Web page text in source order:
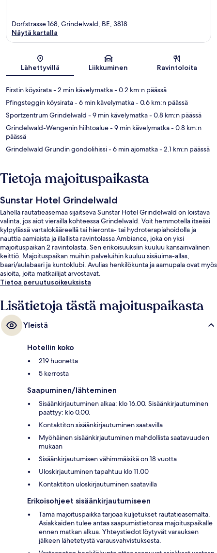
Kartta
Dorfstrasse 168, Grindelwald, BE, 3818
Näytä kartalla
Lähettyvillä Liikkuminen Ravintoloita
Firstin köysirata- 2 min kävelymatka- 0.2 km:n päässä
Pfingsteggin köysirata- 6 min kävelymatka- 0.6 km:n päässä
Sportzentrum Grindelwald - 9 min kävelymatka- 0.8 km:n päässä
Grindelwald-Wengenin hiihtoalue- 9 min kävelymatka- 0.8 km:n
päässä
Grindelwald Grundin gondolihissi- 6 min ajomatka- 2.1 km:n päässä
Tietoja majoituspaikasta
Sunstar Hotel Grindelwald
Lähellä rautatieasemaa sijaitseva Sunstar Hotel Grindelwald on loistava
valinta, jos aiot vierailla kohteessa Grindelwald. Voit hemmotella itseäsi
kylpylässä vartalokääreellä tai hieronta- tai hydroterapiahoidolla ja
nauttia aamiaista ja illallista ravintolassa Ambiance, joka on yksi
majoituspaikan 2 ravintolasta. Sen erikoisuuksiin kuuluu kansainvälinen
keittiö. Majoituspaikan muihin palveluihin kuuluu sisäuima-allas,
baari/aulabaari ja kuntoklubi. Avulias henkilökunta ja aamupala ovat myös
asioita, joita matkailijat arvostavat.
Tietoa peruutusoikeuksista
Lisätietoja tästä majoituspaikasta
Yleistä
Hotellin koko
219 huonetta
5 kerrosta
Saapuminen/lähteminen
Sisäänkirjautuminen alkaa: klo 16.00. Sisäänkirjautuminen
päättyy: klo 0.00.
Kontaktiton sisäänkirjautuminen saatavilla
Myöhäinen sisäänkirjautuminen mahdollista saatavuuden
mukaan
Sisäänkirjautumisen vähimmäisikä on 18 vuotta
Uloskirjautuminen tapahtuu klo 11.00
Kontaktiton uloskirjautuminen saatavilla
Erikoisohjeet sisäänkirjautumiseen
Tämä majoituspaikka tarjoaa kuljetukset rautatieasemalta.
Asiakkaiden tulee antaa saapumistietonsa majoituspaikalle
ennen matkan alkua. Yhteystiedot löytyvät varauksen
jälkeen lähetetystä varausvahvistuksesta.